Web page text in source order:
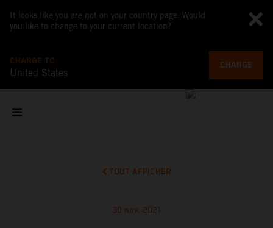
It looks like you are not on your country page. Would
you like to change to your current location?
CHANGE TO
United States
CHANGE
TOUT AFFICHER
30 nov. 2021